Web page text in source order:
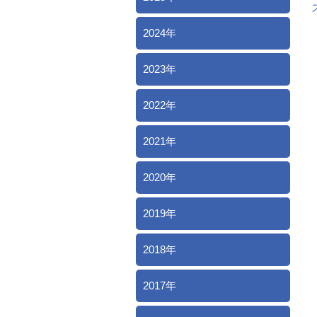
2024年
2023年
2022年
2021年
2020年
2019年
2018年
2017年